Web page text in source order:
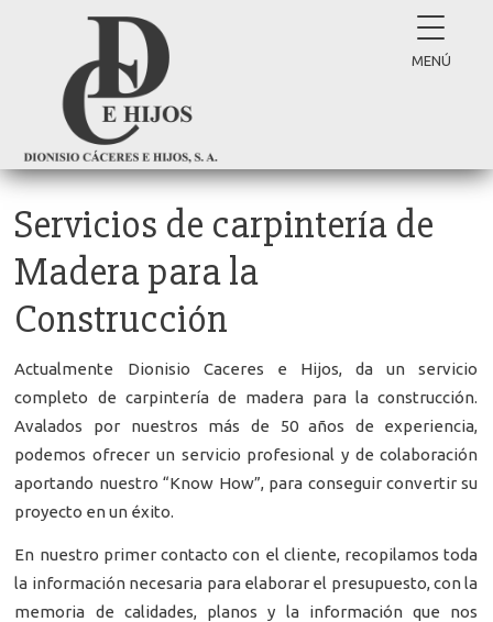
Servicios de carpintería de
Madera para la
Construcción
Actualmente Dionisio Caceres e Hijos, da un servicio
completo de carpintería de madera para la construcción.
Avalados por nuestros más de 50 años de experiencia,
podemos ofrecer un servicio profesional y de colaboración
aportando nuestro “Know How”, para conseguir convertir su
proyecto en un éxito.
En nuestro primer contacto con el cliente, recopilamos toda
la información necesaria para elaborar el presupuesto, con la
memoria de calidades, planos y la información que nos
MENÚ